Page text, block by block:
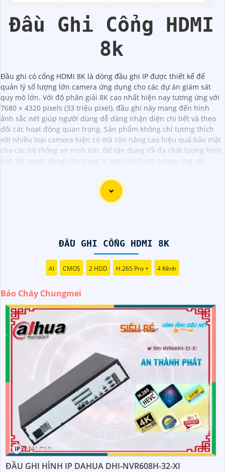
Đầu Ghi Cổng HDMI
8k
Đầu ghi có cổng HDMI 8K là dòng đầu ghi IP được thiết kế để
quản lý số lượng lớn camera ứng dụng cho các dự án giám sát
quy mô lớn. Với độ phân giải 8K cao nhất hiện nay tương ứng với
7680 × 4320 pixels (33 triệu pixel), đầu ghi này mang đến hình
ảnh sắc nét giúp người dùng dễ dàng nhận diện chi tiết và theo
dõi các hoạt động quan trọng. Sản phẩm không chỉ tương thích
với nhiều loại camera hiện có mà còn nâng cao hiệu quả bảo mật
cho các hệ thống an ninh lớn. Để tận dụng tối đa chất lượng hình
ảnh 8K người dùng cần trang bị màn hình lớn tương ứng với
mang đến giải pháp giám sát an toàn và hiệu quả cho mọi nhu
ĐẦU GHI CỔNG HDMI 8K
AI CMOS 2 HDD H.265 Pro + 4 Kênh
Báo Cháy Chungmei
ĐẦU GHI HÌNH IP DAHUA DHI-NVR608H-32-XI